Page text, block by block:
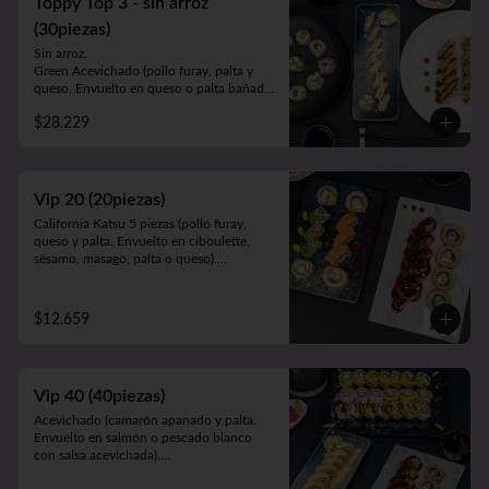
en pollo apanado).
Cahuita (salmón y palta. Envuelto en
queso crema gratinado bañado en salsa
maracuyá).
(30piezas)
Sin arroz.
Green Acevichado (pollo furay, palta y
queso. Envuelto en queso o palta bañada
Acevichado Top (camarón furay, atún,
camarón furay o pollo furay. Envuelto en
pollo y Frito en panko acompañado de
salsa teriyaki).
$28.229
Vip 20 (20piezas)
California Katsu 5 piezas (pollo furay,
queso y palta. Envuelto en ciboulette,
sésamo, masago, palta o queso).
palta).
Panko Ebi 10 piezas (camarón, queso y
$12.659
Vip 40 (40piezas)
Acevichado (camarón apanado y palta.
Envuelto en salmón o pescado blanco
con salsa acevichada).